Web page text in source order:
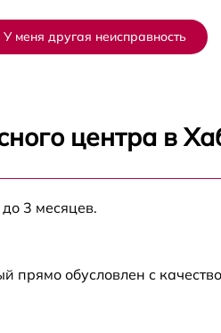
У меня другая неисправность
центра в
3 месяцев.
прямо обусловлен с